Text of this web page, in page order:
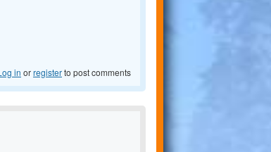
in orregisterto post comments